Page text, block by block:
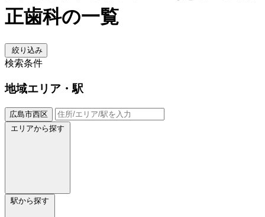
正歯科の一覧
絞り込み
検索条件
地域エリア・駅
広島市西区
エリアから探す
駅から探す